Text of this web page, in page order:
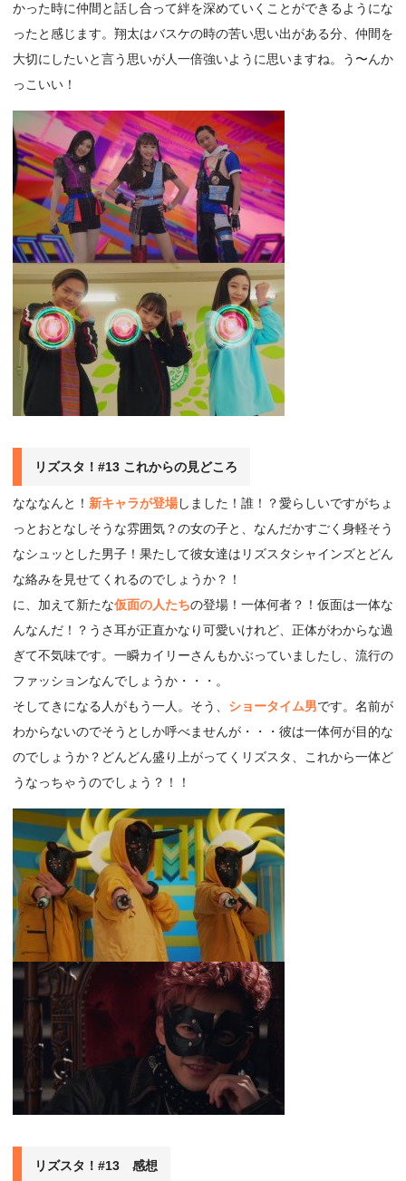
かった時に仲間と話し合って絆を深めていくことができるようにな
ったと感じます。翔太はバスケの時の苦い思い出がある分、仲間を
大切にしたいと言う思いが人一倍強いように思いますね。う〜んか
っこいい！
リズスタ！#13 これからの見どころ
なななんと！ 新キャラが登場しました！誰！？愛らしいですがちょ
っとおとなしそうな雰囲気？の女の子と、なんだかすごく身軽そう
なシュッとした男子！果たして彼女達はリズスタシャインズとどん
な絡みを見せてくれるのでしょうか？！
に、加えて新たな仮面の人たちの登場！一体何者？！仮面は一体な
んなんだ！？うさ耳が正直かなり可愛いけれど、正体がわからな過
ぎて不気味です。一瞬カイリーさんもかぶっていましたし、流行の
ファッションなんでしょうか・・・。
そしてきになる人がもう一人。そう、 ショータイム男です。名前が
わからないのでそうとしか呼べませんが・・・彼は一体何が目的な
のでしょうか？どんどん盛り上がってくリズスタ、これから一体ど
うなっちゃうのでしょう？！！
リズスタ！#13 感想